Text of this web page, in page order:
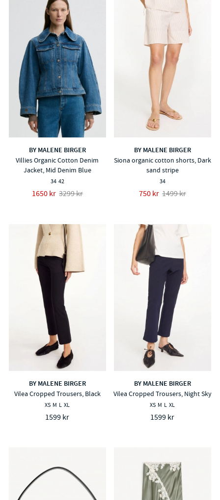
BY MALENE BIRGER
Villies Organic Cotton Denim
Jacket, Mid Denim Blue
34 42
1650 kr 3299 kr
BY MALENE BIRGER
Siona organic cotton shorts, Dark
sand stripe
34
750 kr 1499 kr
BY MALENE BIRGER
Vilea Cropped Trousers, Black
XS M L XL
1599 kr
BY MALENE BIRGER
Vilea Cropped Trousers, Night Sky
XS M L XL
1599 kr